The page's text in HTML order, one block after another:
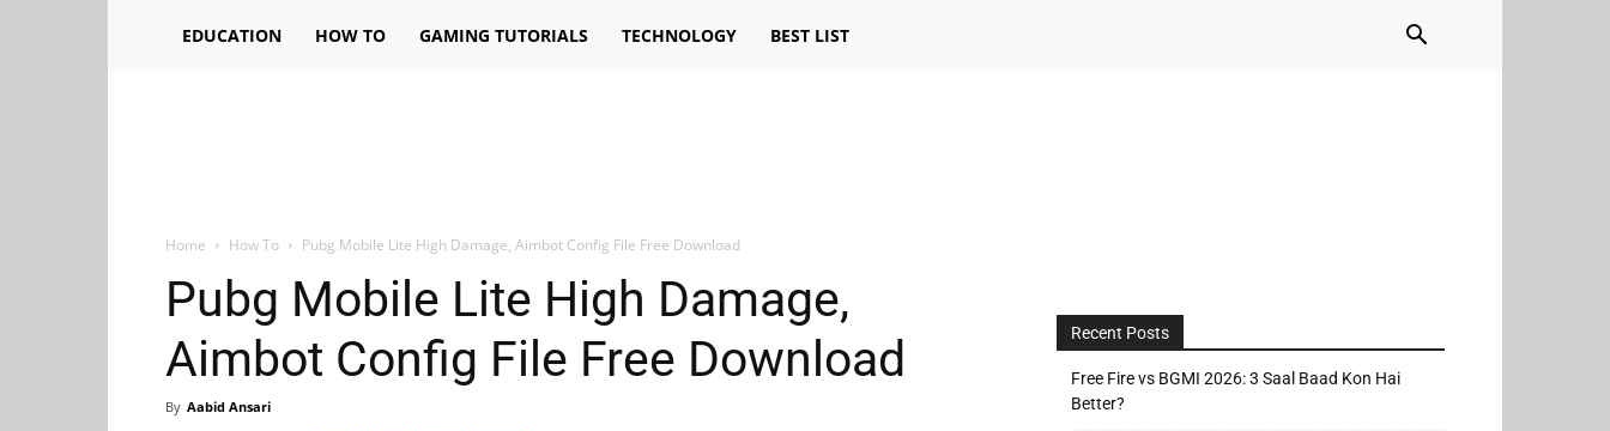
EDUCATION HOW TO GAMING TUTORIALS TECHNOLOGY BEST LIST
Home How To Pubg Mobile Lite High Damage, Aimbot Config File Free Download
Pubg Mobile Lite High Damage,
Aimbot Config File Free Download
By Aabid Ansari
Recent Posts
Free Fire vs BGMI 2026: 3 Saal Baad Kon Hai
Better?